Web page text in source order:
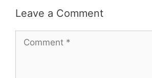
Leave a Comment